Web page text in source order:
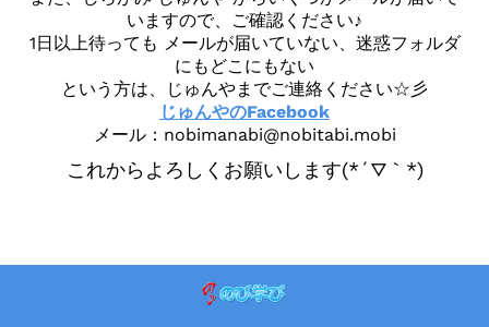
いますので、ご確認ください♪
1日以上待っても メールが届いていない、迷惑フォルダ
にもどこにもない
という方は、じゅんやまでご連絡ください☆彡
じゅんやのFacebook
メール：nobimanabi@nobitabi.mobi
これからよろしくお願いします(*´▽｀*)